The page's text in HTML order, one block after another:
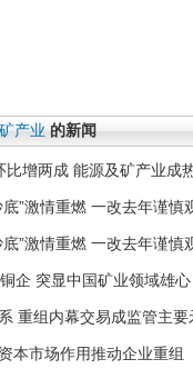
矿产业 的新闻
比增两成 能源及矿产业成
”激情重燃 一改去年谨慎
”激情重燃 一改去年谨慎
企 突显中国矿业领域雄心
重组内幕交易成监管主要
本市场作用推动企业重组